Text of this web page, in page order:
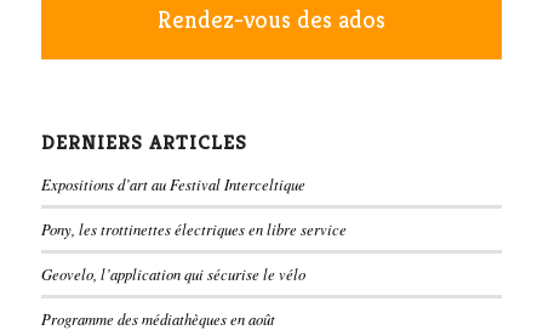
Rendez-vous des ados
DERNIERS ARTICLES
Expositions d’art au Festival Interceltique
Pony, les trottinettes électriques en libre service
Geovelo, l’application qui sécurise le vélo
Programme des médiathèques en août